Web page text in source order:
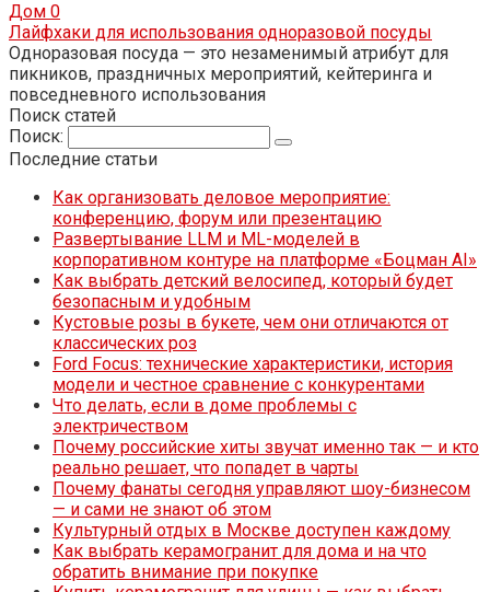
Дом 0
Лайфхаки для использования одноразовой посуды
Одноразовая посуда — это незаменимый атрибут для
пикников, праздничных мероприятий, кейтеринга и
повседневного использования
Поиск статей
Поиск:
Последние статьи
Как организовать деловое мероприятие:
конференцию, форум или презентацию
Развертывание LLM и ML-моделей в
корпоративном контуре на платформе «Боцман AI»
Как выбрать детский велосипед, который будет
безопасным и удобным
Кустовые розы в букете, чем они отличаются от
классических роз
Ford Focus: технические характеристики, история
модели и честное сравнение с конкурентами
Что делать, если в доме проблемы с
электричеством
Почему российские хиты звучат именно так — и кто
реально решает, что попадет в чарты
Почему фанаты сегодня управляют шоу-бизнесом
— и сами не знают об этом
Культурный отдых в Москве доступен каждому
Как выбрать керамогранит для дома и на что
обратить внимание при покупке